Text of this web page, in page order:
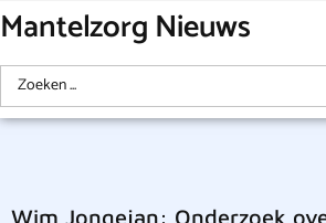
Mantelzorg Nieuws
Wim Jongejan: Onderzoek